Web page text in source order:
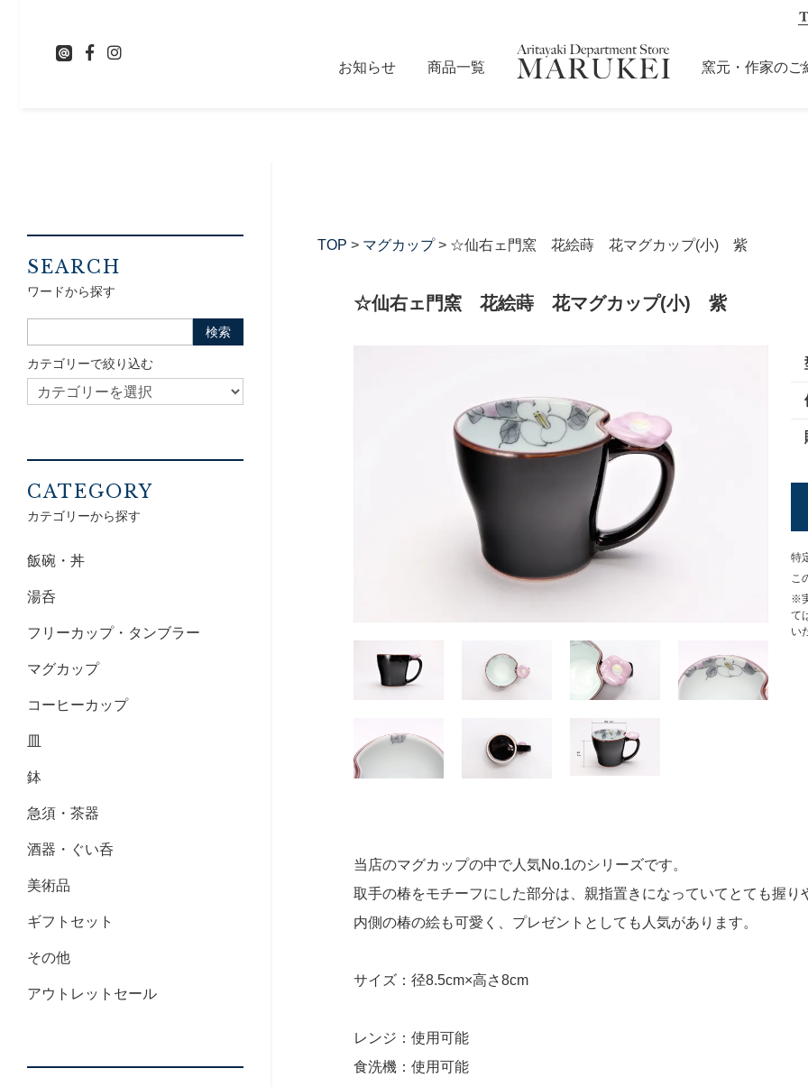
お知らせ 商品一覧 窯元・作家のご
TOP > マグカップ> ☆仙右ェ門窯 花絵蒔 花マグカップ(小) 紫
☆仙右ェ門窯 花絵蒔 花マグカップ(小) 紫
特
こ
※
て
い
当店のマグカップの中で人気No.1のシリーズです。
取手の椿をモチーフにした部分は、親指置きになっていてとても握り
内側の椿の絵も可愛く、プレゼントとしても人気があります。
サイズ：径8.5cm×高さ8cm
レンジ：使用可能
食洗機：使用可能
SEARCH
ワードから探す
カテゴリーで絞り込む
CATEGORY
カテゴリーから探す
飯碗・丼
湯呑
フリーカップ・タンブラー
マグカップ
コーヒーカップ
皿
鉢
急須・茶器
酒器・ぐい呑
美術品
ギフトセット
その他
アウトレットセール